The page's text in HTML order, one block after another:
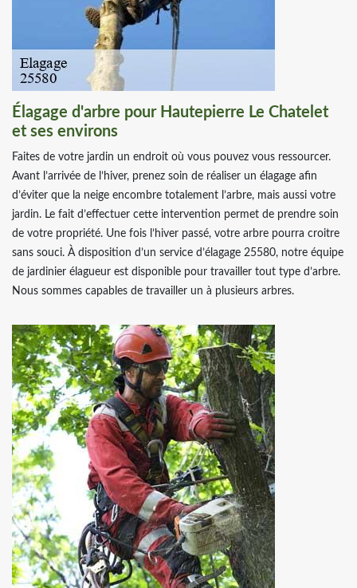
Élagage d'arbre pour Hautepierre Le Chatelet
et ses environs
Faites de votre jardin un endroit où vous pouvez vous ressourcer.
Avant l’arrivée de l’hiver, prenez soin de réaliser un élagage afin
d’éviter que la neige encombre totalement l’arbre, mais aussi votre
jardin. Le fait d’effectuer cette intervention permet de prendre soin
de votre propriété. Une fois l’hiver passé, votre arbre pourra croitre
sans souci. À disposition d’un service d’élagage 25580, notre équipe
de jardinier élagueur est disponible pour travailler tout type d’arbre.
Nous sommes capables de travailler un à plusieurs arbres.